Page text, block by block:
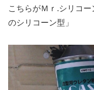
こちらがＭｒ.シリコ
のシリコーン型」